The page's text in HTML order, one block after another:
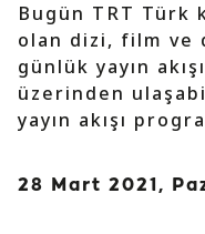
Bugün TRT Türk
olan dizi, film ve
günlük yayın
üzerinden
yayın akışı
28 Mart 2021,